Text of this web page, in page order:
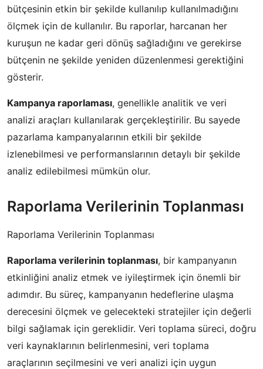
bütçesinin etkin bir şekilde kullanılıp kullanılmadığını
ölçmek için de kullanılır. Bu raporlar, harcanan her
kuruşun ne kadar geri dönüş sağladığını ve gerekirse
bütçenin ne şekilde yeniden düzenlenmesi gerektiğini
gösterir.
Kampanya raporlaması, genellikle analitik ve veri
analizi araçları kullanılarak gerçekleştirilir. Bu sayede
pazarlama kampanyalarının etkili bir şekilde
izlenebilmesi ve performanslarının detaylı bir şekilde
analiz edilebilmesi mümkün olur.
Raporlama Verilerinin Toplanması
Raporlama Verilerinin Toplanması
Raporlama verilerinin toplanması, bir kampanyanın
etkinliğini analiz etmek ve iyileştirmek için önemli bir
adımdır. Bu süreç, kampanyanın hedeflerine ulaşma
derecesini ölçmek ve gelecekteki stratejiler için değerli
bilgi sağlamak için gereklidir. Veri toplama süreci, doğru
veri kaynaklarının belirlenmesini, veri toplama
araçlarının seçilmesini ve veri analizi için uygun